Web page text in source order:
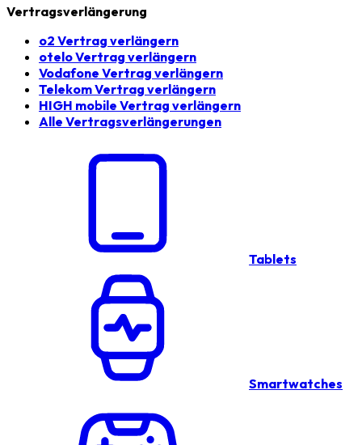
Vertragsverlängerung
o2 Vertrag verlängern
otelo Vertrag verlängern
Vodafone Vertrag verlängern
Telekom Vertrag verlängern
HIGH mobile Vertrag verlängern
Alle Vertragsverlängerungen
Tablets
Smartwatches